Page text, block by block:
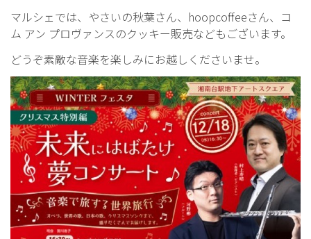
マルシェでは、やさいの秋葉さん、hoopcoffeeさん、コ
ム アン プロヴァンスのクッキー販売などもございます。
どうぞ素敵な音楽を楽しみにお越しくださいませ。